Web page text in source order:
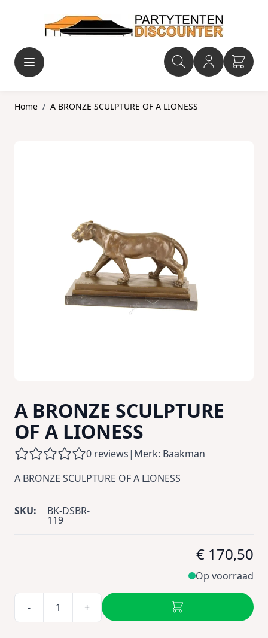
Home / A BRONZE SCULPTURE OF A LIONESS
A BRONZE SCULPTURE
OF A LIONESS
0 reviews| Merk: Baakman
A BRONZE SCULPTURE OF A LIONESS
SKU: BK-DSBR-
119
€ 170,50
Op voorraad
- +